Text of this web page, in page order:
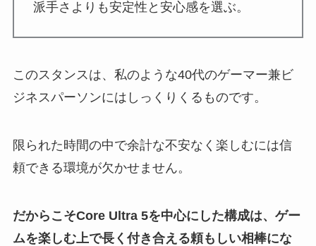
派手さよりも安定性と安心感を選ぶ。
このスタンスは、私のような40代のゲーマー兼ビ
ジネスパーソンにはしっくりくるものです。
限られた時間の中で余計な不安なく楽しむには信
頼できる環境が欠かせません。
だからこそCore Ultra 5を中心にした構成は、ゲー
ムを楽しむ上で長く付き合える頼もしい相棒にな